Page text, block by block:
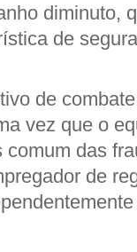
diminuto,
de
de
vez que o
das
de